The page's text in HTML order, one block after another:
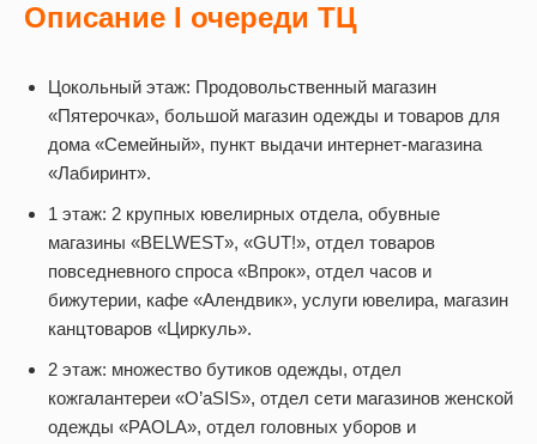
Описание I очереди ТЦ
Цокольный этаж: Продовольственный магазин
«Пятерочка», большой магазин одежды и товаров для
дома «Семейный», пункт выдачи интернет-магазина
«Лабиринт».
1 этаж: 2 крупных ювелирных отдела, обувные
магазины «BELWEST», «GUT!», отдел товаров
повседневного спроса «Впрок», отдел часов и
бижутерии, кафе «Алендвик», услуги ювелира, магазин
канцтоваров «Циркуль».
2 этаж: множество бутиков одежды, отдел
кожгалантереи «O’aSIS», отдел сети магазинов женской
одежды «PAOLA», отдел головных уборов и